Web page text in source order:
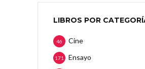
LIBROS POR
Cine
46
Ensayo
171